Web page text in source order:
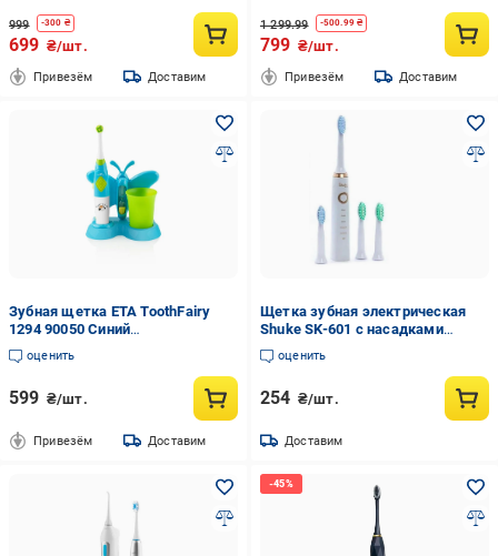
999 -300 ₴
699 ₴/шт.
Привезём Доставим
1 299.99 -500.99₴
799 ₴/шт.
Привезём Доставим
Зубная щетка ETA ToothFairy
1294 90050 Синий
(ETA129490080)
оценить
599 ₴/шт.
Привезём Доставим
Щетка зубная электрическая
Shuke SK-601 с насадками
Белый (SK-601)
оценить
254 ₴/шт.
Доставим